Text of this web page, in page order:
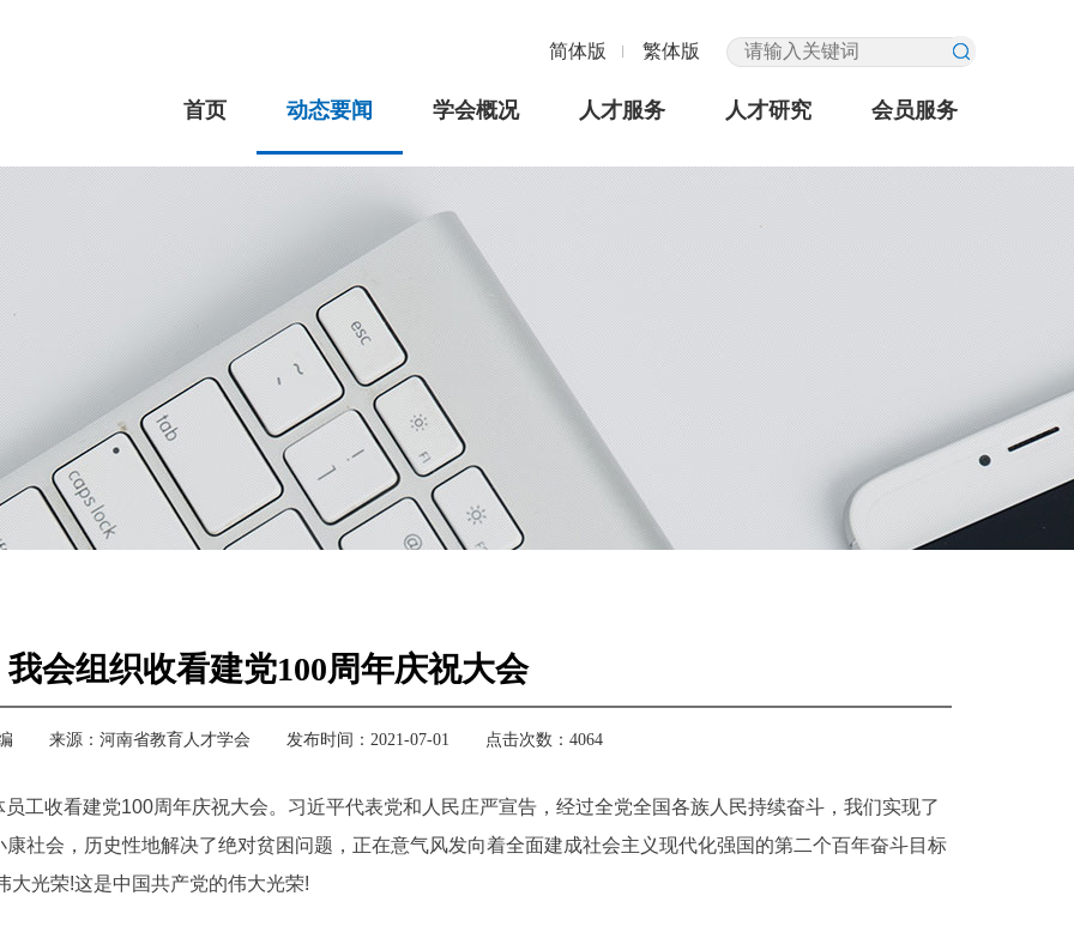
简体版 繁体版
首页 动态要闻 学会概况 人才服务 人才研究 会员服务
我会组织收看建党100周年庆祝大会
来源：河南省教育人才学会 发布时间：2021-07-01 点击次数： 4064
工收看建党100周年庆祝大会。习近平代表党和人民庄严宣告，经过全党全国各族人民持续奋斗，我们实现了
社会，历史性地解决了绝对贫困问题，正在意气风发向着全面建成社会主义现代化强国的第二个百年奋斗目标
大光荣!这是中国共产党的伟大光荣!